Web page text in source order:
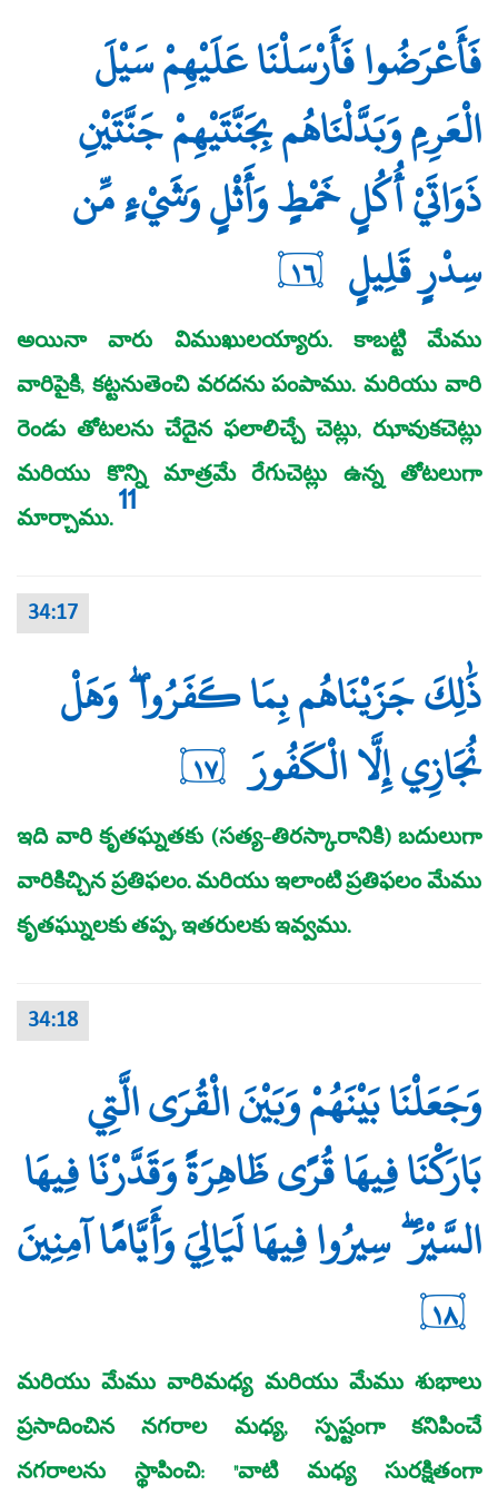
فَأَعْرَضُوا فَأَرْسَلْنَا عَلَيْهِمْ سَيْلَ
الْعَرِمِ وَبَدَّلْنَاهُم بِجَنَّتَيْهِمْ جَنَّتَيْنِ
ذَوَاتَيْ أُكُلٍ خَمْطٍ وَأَثْلٍ وَشَيْءٍ مِّن
سِدْرٍ قَلِيلٍ ١٦
అయినా వారు విముఖులయ్యారు. కాబట్టి మేము
వారిపైకి, కట్టనుతెంచి వరదను పంపాము. మరియు వారి
రెండు తోటలను చేదైన ఫలాలిచ్చే చెట్లు, ఝావుకచెట్లు
మరియు కొన్ని మాత్రమే రేగుచెట్లు ఉన్న తోటలుగా
మార్చాము.11
34:17
ذَٰلِكَ جَزَيْنَاهُم بِمَا كَفَرُوا ۖ وَهَلْ
نُجَازِي إِلَّا الْكَفُورَ ١٧
ఇది వారి కృతఘ్నతకు (సత్య-తిరస్కారానికి) బదులుగా
వారికిచ్చిన ప్రతిఫలం. మరియు ఇలాంటి ప్రతిఫలం మేము
కృతఘ్నులకు తప్ప, ఇతరులకు ఇవ్వము.
34:18
وَجَعَلْنَا بَيْنَهُمْ وَبَيْنَ الْقُرَى الَّتِي
بَارَكْنَا فِيهَا قُرًى ظَاهِرَةً وَقَدَّرْنَا فِيهَا
السَّيْرَ ۖ سِيرُوا فِيهَا لَيَالِيَ وَأَيَّامًا آمِنِينَ
١٨
మరియు మేము వారిమధ్య మరియు మేము శుభాలు
ప్రసాదించిన నగరాల మధ్య, స్పష్టంగా కనిపించే
నగరాలను స్థాపించి: "వాటి మధ్య సురక్షితంగా